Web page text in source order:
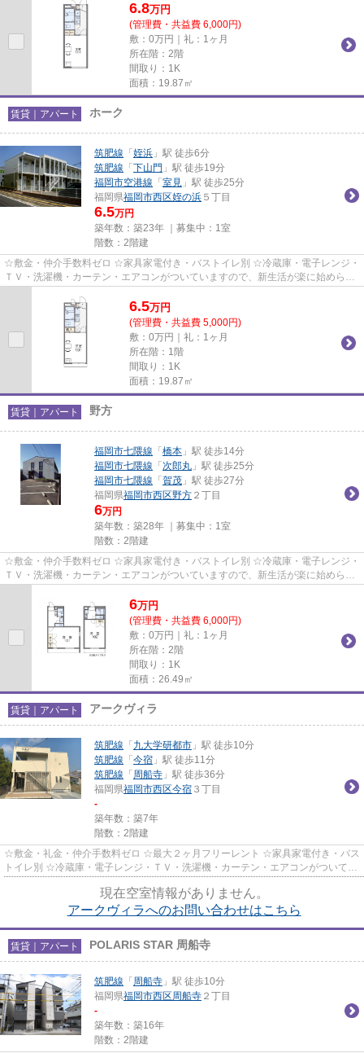
6.8万円
(管理費・共益費 6,000円)
敷：0万円｜礼：1ヶ月
所在階：2階
間取り：1K
面積：19.87㎡
賃貸｜アパート ホーク
筑肥線 「 姪浜 」駅 徒歩6分
筑肥線 「 下山門 」駅 徒歩19分
福岡市空港線 「 室見 」駅 徒歩25分
福岡県福岡市西区姪の浜 ５丁目
6.5万円
築年数：築23年 ｜募集中： 1室
階数：2階建
☆敷金・仲介手数料ゼロ ☆家具家電付き・バストイレ別 ☆冷蔵庫・電子レンジ・
ＴＶ・洗濯機・カーテン・エアコンがついていますので、新生活が楽に始められ
6.5万円
(管理費・共益費 5,000円)
敷：0万円｜礼：1ヶ月
所在階：1階
間取り：1K
面積：19.87㎡
賃貸｜アパート 野方
福岡市七隈線 「 橋本 」駅 徒歩14分
福岡市七隈線 「 次郎丸 」駅 徒歩25分
福岡市七隈線 「 賀茂 」駅 徒歩27分
福岡県福岡市西区野方 ２丁目
6万円
築年数：築28年 ｜募集中： 1室
階数：2階建
☆敷金・仲介手数料ゼロ ☆家具家電付き・バストイレ別 ☆冷蔵庫・電子レンジ・
ＴＶ・洗濯機・カーテン・エアコンがついていますので、新生活が楽に始められ
6万円
(管理費・共益費 6,000円)
敷：0万円｜礼：1ヶ月
所在階：2階
間取り：1K
面積：26.49㎡
賃貸｜アパート アークヴィラ
筑肥線 「 九大学研都市 」駅 徒歩10分
筑肥線 「 今宿 」駅 徒歩11分
筑肥線 「 周船寺 」駅 徒歩36分
福岡県福岡市西区今宿 ３丁目
-
築年数：築7年
階数：2階建
☆敷金・礼金・仲介手数料ゼロ ☆最大２ヶ月フリーレント ☆家具家電付き・バス
トイレ別 ☆冷蔵庫・電子レンジ・ＴＶ・洗濯機・カーテン・エアコンがついてい
現在空室情報がありません。
アークヴィラへのお問い合わせはこちら
賃貸｜アパート POLARIS STAR 周船寺
筑肥線 「 周船寺 」駅 徒歩10分
福岡県福岡市西区周船寺 ２丁目
-
築年数：築16年
階数：2階建